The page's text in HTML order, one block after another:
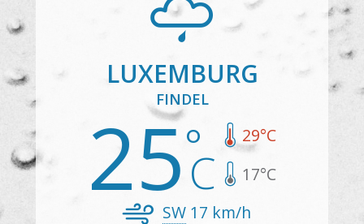
LUXEMBURG
FINDEL
25 29°C
17°C
SW17 km/h